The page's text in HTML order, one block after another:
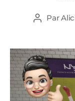
Auteur
Par